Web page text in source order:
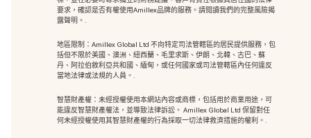
要求，確認是否有權使用Amillex品牌的服務。請閱讀我們的完整風險揭
露聲明。.
地區限制：Amillex Global Ltd 不向特定司法管轄區的居民提供服務，包
括但不限於美國、澳洲、紐西蘭、毛里求斯、伊朗、北韓、古巴、蘇
丹、阿拉伯敘利亞共和國、緬甸，或任何國家或司法管轄區內任何違反
當地法律或法規的人員。.
智慧財產權：未經授權使用本網站內容或商標，包括用於商業用途，可
能違反智慧財產權法，並導致法律訴訟。 Amillex Global Ltd 保留對任
何未經授權使用其智慧財產權的行為採取一切法律救濟措施的權利。.